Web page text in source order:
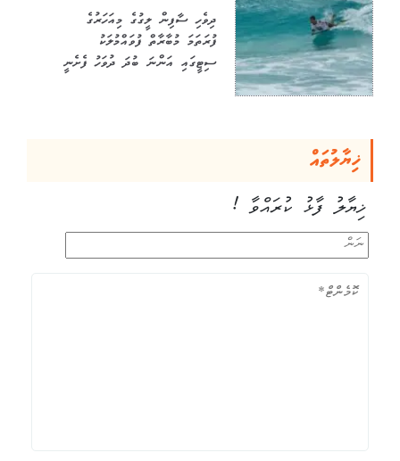
ދިވެހި ސާފިން ލީގުގެ މިއަހަރުގެ
ފުރަތަމަ މުބާރާތް ފުވައްމުލަކު
ސިޓީގައި އަންނަ ބުދަ ދުވަހު ފެށެނީ
ޚިޔާލުތައް
ޚިޔާލު ފާޅު ކުރައްވާ !